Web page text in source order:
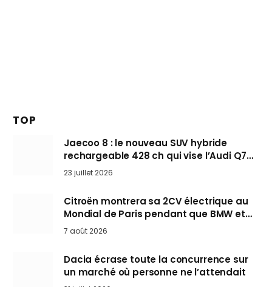
TOP
Jaecoo 8 : le nouveau SUV hybride
rechargeable 428 ch qui vise l’Audi Q7
arrive en Europe cet automne
23 juillet 2026
Citroën montrera sa 2CV électrique au
Mondial de Paris pendant que BMW et
Mini désertent le salon
7 août 2026
Dacia écrase toute la concurrence sur
un marché où personne ne l’attendait